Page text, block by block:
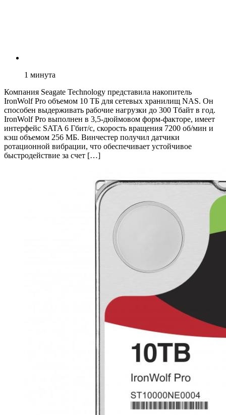
1 минута
Компания Seagate Technology представила накопитель
IronWolf Pro объемом 10 ТБ для сетевых хранилищ NAS. Он
способен выдерживать рабочие нагрузки до 300 Тбайт в год.
IronWolf Pro выполнен в 3,5-дюймовом форм-факторе, имеет
интерфейс SATA 6 Гбит/с, скорость вращения 7200 об/мин и
кэш объемом 256 МБ. Винчестер получил датчики
ротационной вибрации, что обеспечивает устойчивое
быстродействие за счет […]